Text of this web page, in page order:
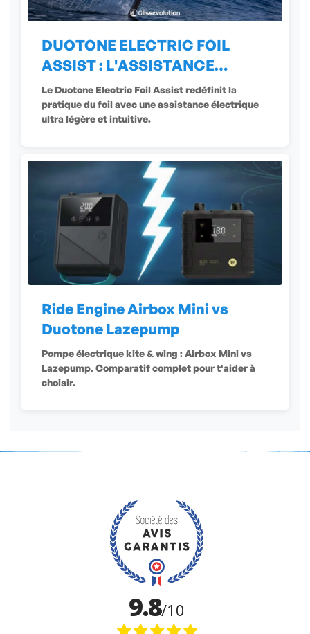
DUOTONE ELECTRIC FOIL
ASSIST : L'ASSISTANCE
ÉLECTRIQUE
Le Duotone Electric Foil Assist redéfinit la
pratique du foil avec une assistance électrique
ultra légère et intuitive.
Ride Engine Airbox Mini vs
Duotone Lazepump
Pompe électrique kite & wing : Airbox Mini vs
Lazepump. Comparatif complet pour t'aider à
choisir.